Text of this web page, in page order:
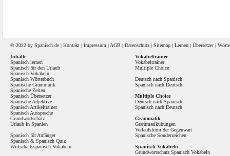
© 2022 by Spanisch .de | Kontakt | Impressum | AGB | Datenschutz | Sitemap | Lernen | Übersetzer|
Inhalte
Spanisch lernen
Spanisch für den Urlaub
Spanisch Vokabeln
Spanisch Wörterbuch
Spanische Grammatik
Spanische Zeiten
Spanisch Übersetzer
Spanische Adjektive
Spanisch Artikeltrainer
Spanisch Aussprache
Grundwortschatz
Urlaub in Spanien
Spanisch für Anfänger
Spanisch & Spanisch Quiz
Wirtschaftsspanisch Vokabeln
Vokabeltrainer
Vokabeltrainer
Multiple Choice
Deutsch nach Spanisch
Spanisch nach Deutsch
Multiple Choice
Deutsch nach Spanisch
Spanisch nach Deutsch
Grammatik
Grammatikübungen
Verlaufsform der Gegenwart
Spanische Sonderzeichen
Spanisch Vokabeln
Grundwortschatz Spanisch Vokabeln